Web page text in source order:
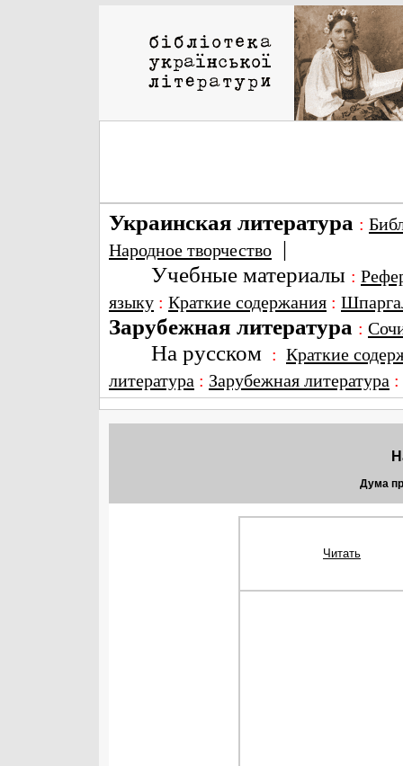
Украинская литература :
Народное творчество |
Учебные материалы :
языку : Краткие содержания :
Зарубежная литература :
На русском : Краткие
литература : Зарубежная литература
Дума
Читать